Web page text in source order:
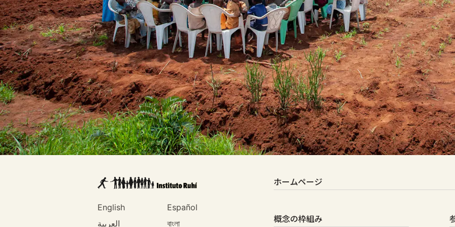
English
Español
العربية
বাংলা
ホームページ
概念の枠組み